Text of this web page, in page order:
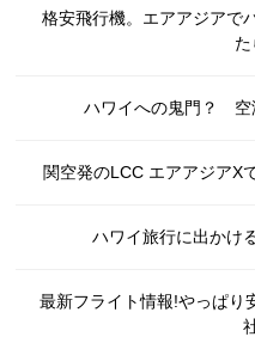
格安飛行機。エアアジアで
た
ハワイへの鬼門？ 空
関空発のLCC エアアジアX
ハワイ旅行に出かけ
最新フライト情報!やっぱり